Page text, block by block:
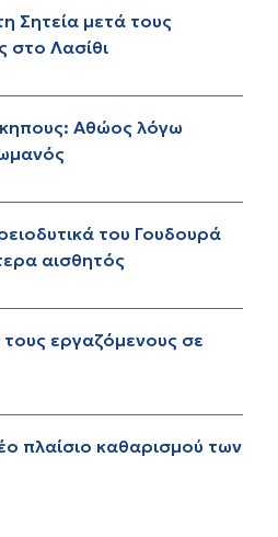
Σητεία μετά τους
στο Λασίθι
Αθώος λόγω
του Γουδουρά
αισθητός
εργαζόμενους σε
πλαίσιο καθαρισμού των